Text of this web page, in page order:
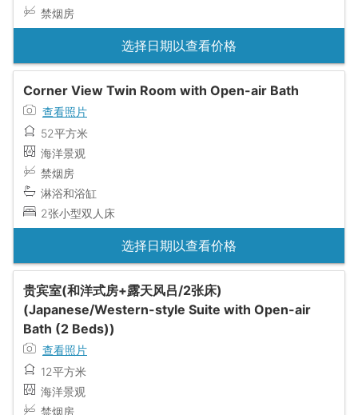
禁烟房
选择日期以查看价格
Corner View Twin Room with Open-air Bath
查看照片
52平方米
海洋景观
禁烟房
淋浴和浴缸
2张小型双人床
选择日期以查看价格
贵宾室(和洋式房+露天风吕/2张床)
(Japanese/Western-style Suite with Open-air
Bath (2 Beds))
查看照片
12平方米
海洋景观
禁烟房